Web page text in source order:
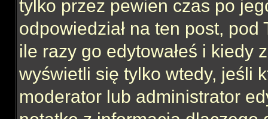
tylko przez pewien czas po
odpowiedział na ten post,
ile razy go edytowałeś i kiedy
wyświetli się tylko wtedy, jeśli
moderator lub administrator